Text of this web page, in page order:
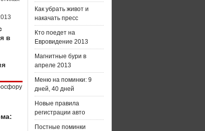
в
Как убрать живот и
накачать пресс
Кто поедет на
Евровидение 2013
Магнитные бури в
апреле 2013
Меню на поминки: 9
дней, 40 дней
Новые правила
регистрации авто
Постные поминки